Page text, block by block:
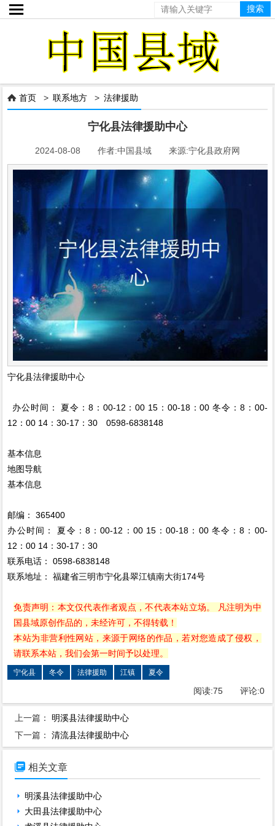

 首页 >联系地方 >法律援助
宁化县法律援助中心
2024-08-08 作者:中国县域 来源:宁化县政府网
宁化县法律援助中心
办公时间： 夏令：8：00-12：00 15：00-18：00 冬令：8：00-
12：00 14：30-17：30 0598-6838148
基本信息
地图导航
基本信息
邮编： 365400
办公时间： 夏令：8：00-12：00 15：00-18：00 冬令：8：00-
12：00 14：30-17：30
联系电话： 0598-6838148
联系地址： 福建省三明市宁化县翠江镇南大街174号
免责声明：本文仅代表作者观点，不代表本站立场。 凡注明为中
国县域原创作品的，未经许可，不得转载！
本站为非营利性网站，来源于网络的作品，若对您造成了侵权，
请联系本站，我们会第一时间予以处理。
宁化县 冬令 法律援助 江镇 夏令
阅读:75评论:0
上一篇： 明溪县法律援助中心
下一篇：清流县法律援助中心
 相关文章
明溪县法律援助中心
大田县法律援助中心